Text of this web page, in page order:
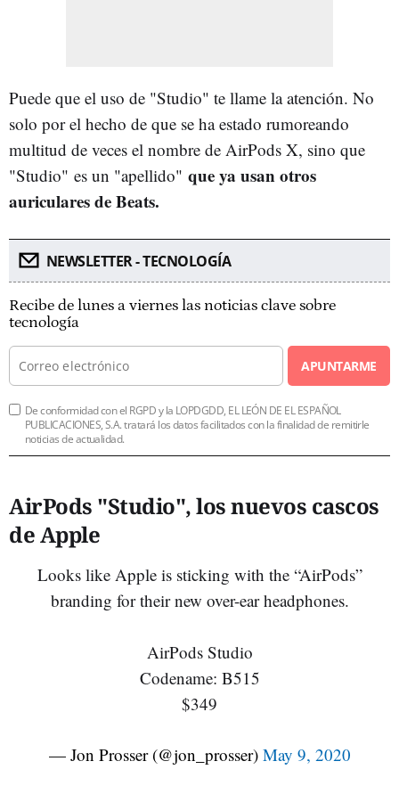
Puede que el uso de "Studio" te llame la atención. No
solo por el hecho de que se ha estado rumoreando
multitud de veces el nombre de AirPods X, sino que
"Studio" es un "apellido" que ya usan otros
auriculares de Beats.
NEWSLETTER - TECNOLOGÍA
Recibe de lunes a viernes las noticias clave sobre
tecnología
APUNTARME
De conformidad con el RGPD y la LOPDGDD, EL LEÓN DE EL ESPAÑOL
PUBLICACIONES, S.A. tratará los datos facilitados con la finalidad de remitirle
noticias de actualidad.
AirPods "Studio", los nuevos cascos
de Apple
Looks like Apple is sticking with the “AirPods”
branding for their new over-ear headphones.
AirPods Studio
Codename: B515
$349
— Jon Prosser (@jon_prosser) May 9, 2020